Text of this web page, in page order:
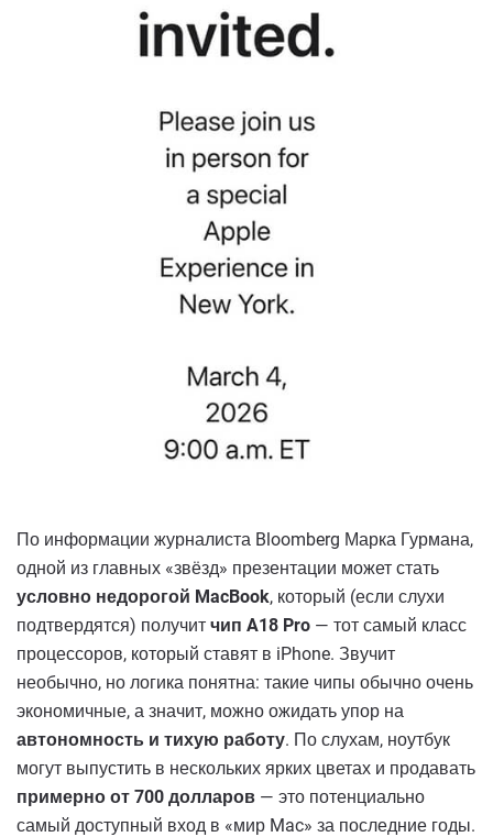
По информации журналиста Bloomberg Марка Гурмана,
одной из главных «звёзд» презентации может стать
условно недорогой MacBook, который (если слухи
подтвердятся) получит чип A18 Pro — тот самый класс
процессоров, который ставят в iPhone. Звучит
необычно, но логика понятна: такие чипы обычно очень
экономичные, а значит, можно ожидать упор на
автономность и тихую работу. По слухам, ноутбук
могут выпустить в нескольких ярких цветах и продавать
примерно от 700 долларов — это потенциально
самый доступный вход в «мир Mac» за последние годы.